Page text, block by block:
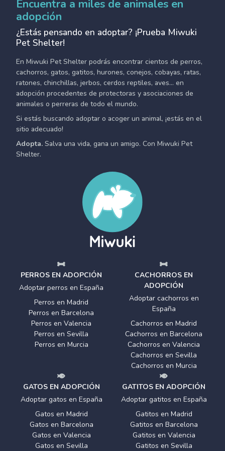
Encuentra a miles de animales en
adopción
¿Estás pensando en adoptar? ¡Prueba Miwuki
Pet Shelter!
En Miwuki Pet Shelter podrás encontrar cientos de perros,
cachorros, gatos, gatitos, hurones, conejos, cobayas, ratas,
ratones, chinchillas, jerbos, cerdos reptiles, aves... en
adopción procedentes de protectoras y asociaciones de
animales o perreras de todo el mundo.
Si estás buscando adoptar o acoger un animal, ¡estás en el
sitio adecuado!
Adopta. Salva una vida, gana un amigo. Con Miwuki Pet
Shelter.
PERROS EN ADOPCIÓN
Adoptar perros en España
Perros en Madrid
Perros en Barcelona
Perros en Valencia
Perros en Sevilla
Perros en Murcia
CACHORROS EN
ADOPCIÓN
Adoptar cachorros en
España
Cachorros en Madrid
Cachorros en Barcelona
Cachorros en Valencia
Cachorros en Sevilla
Cachorros en Murcia
GATOS EN ADOPCIÓN
Adoptar gatos en España
Gatos en Madrid
Gatos en Barcelona
Gatos en Valencia
Gatos en Sevilla
GATITOS EN ADOPCIÓN
Adoptar gatitos en España
Gatitos en Madrid
Gatitos en Barcelona
Gatitos en Valencia
Gatitos en Sevilla